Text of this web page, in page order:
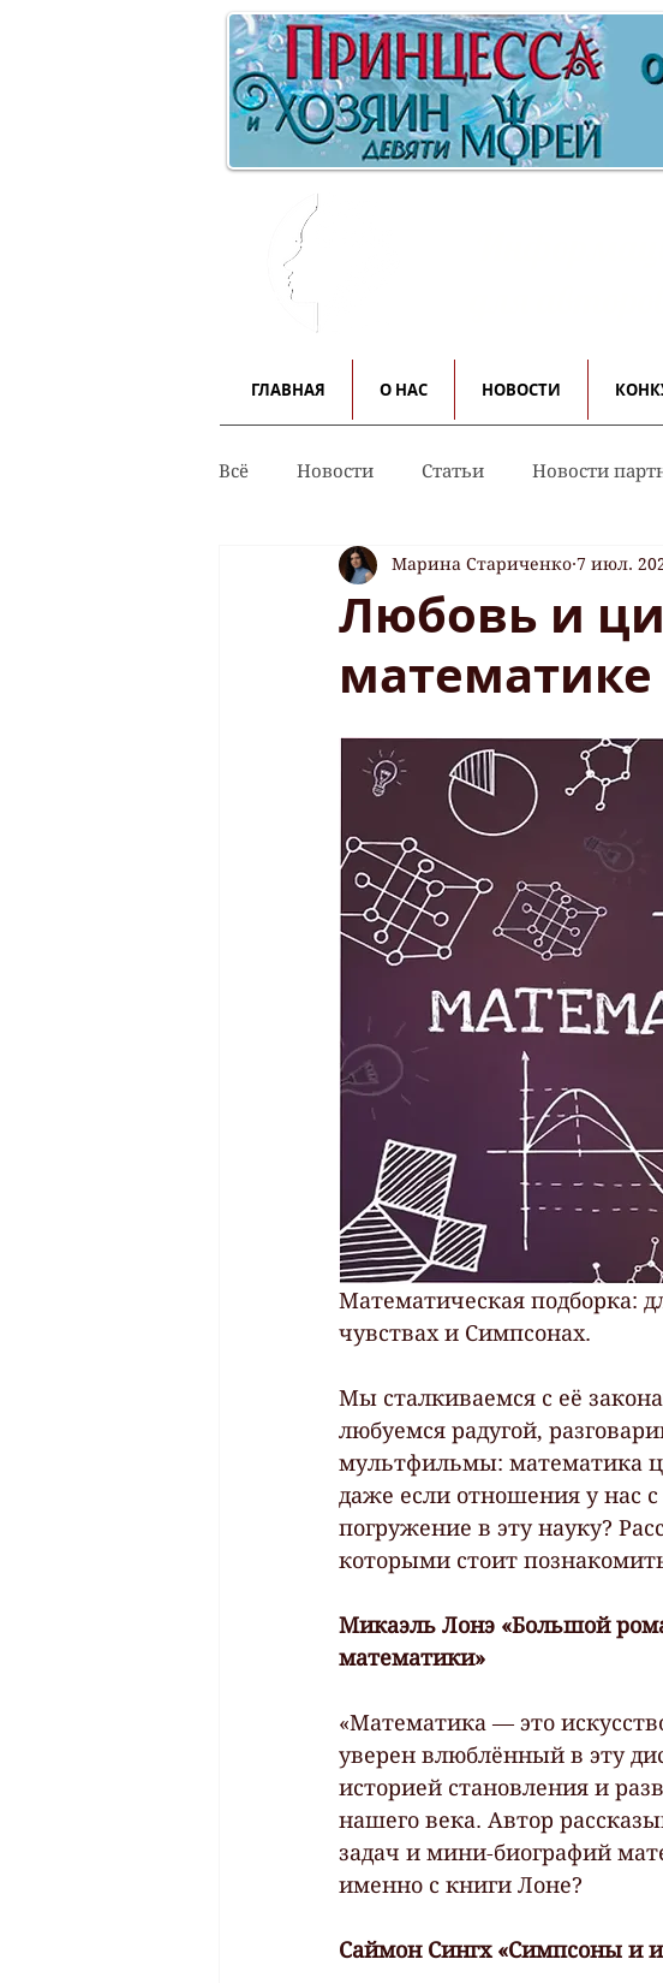
ГЛАВНАЯ О НАС НОВОСТИ
Всё Новости Статьи Новости
Любовь и
математике
Марина Стариченко 7 июл.
Математическая подборка:
чувствах и Симпсонах.
Мы сталкиваемся с её
любуемся радугой,
мультфильмы: математика
даже если отношения у нас
погружение в эту науку?
которыми стоит
Микаэль Лонэ «Большой
математики»
«Математика — это
уверен влюблённый в эту
историей становления и
нашего века. Автор
задач и мини-биографий
именно с книги Лоне?
Саймон Сингх «Симпсоны и